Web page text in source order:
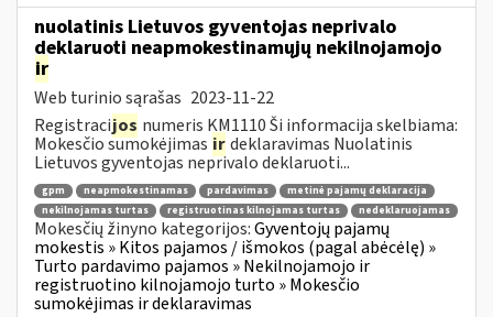
nuolatinis Lietuvos gyventojas neprivalo
deklaruoti neapmokestinamųjų nekilnojamojo
ir
Web turinio sąrašas 2023-11-22
Registracijos numeris KM1110 Ši informacija skelbiama:
Mokesčio sumokėjimas irdeklaravimas Nuolatinis
Lietuvos gyventojas neprivalo deklaruoti...
gpm neapmokestinamas pardavimas
metinė pajamų deklaracija
nekilnojamas turtas
registruotinas kilnojamas turtas nedeklaruojamas
Mokesčių žinyno kategorijos:Gyventojų pajamų
mokestis » Kitos pajamos / išmokos (pagal abėcėlę) »
Turto pardavimo pajamos » Nekilnojamojo ir
registruotino kilnojamojo turto » Mokesčio
sumokėjimas ir deklaravimas